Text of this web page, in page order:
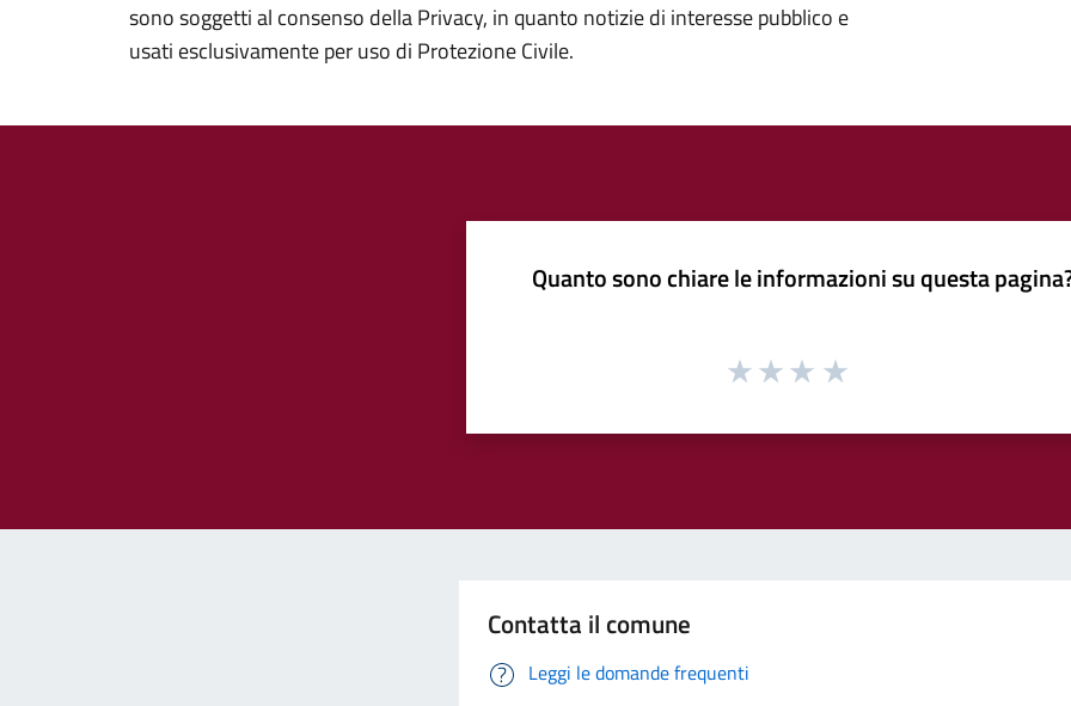
sono soggetti al consenso della Privacy, in quanto notizie di interesse pubblico e
usati esclusivamente per uso di Protezione Civile.
Quanto sono chiare le informazioni su questa
Contatta il comune
Leggi le domande frequenti